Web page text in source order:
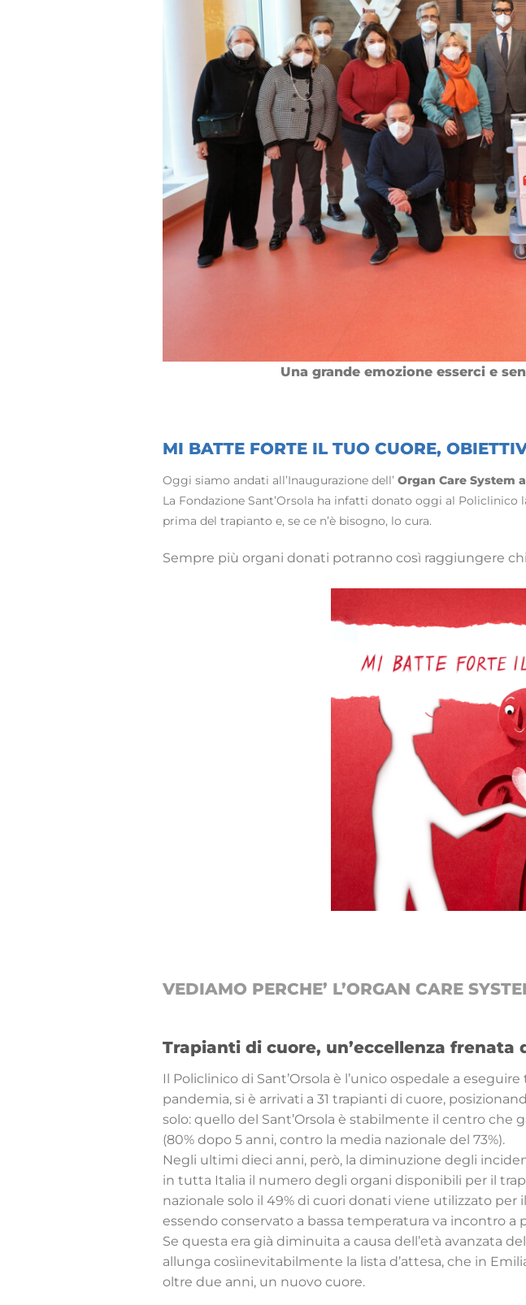
Una grande emozione esserci e
MI BATTE FORTE IL TUO CUORE,
Oggi siamo andati all’Inaugurazione dell’ Organ Care System
La Fondazione Sant’Orsola ha infatti donato oggi al
prima del trapianto e, se ce n’è bisogno, lo cura.
Sempre più organi donati potranno così raggiungere
VEDIAMO PERCHE’ L’ORGAN CARE
Trapianti di cuore, un’eccellenza frenata
Il Policlinico di Sant’Orsola è l’unico ospedale a
pandemia, si è arrivati a 31 trapianti di cuore,
solo: quello del Sant’Orsola è stabilmente il centro
(80% dopo 5 anni, contro la media nazionale del 73%).
Negli ultimi dieci anni, però, la diminuzione degli
in tutta Italia il numero degli organi disponibili per il
nazionale solo il 49% di cuori donati viene utilizzato per
essendo conservato a bassa temperatura va incontro
Se questa era già diminuita a causa dell’età avanzata
allunga cosìinevitabilmente la lista d’attesa, che in
oltre due anni, un nuovo cuore.